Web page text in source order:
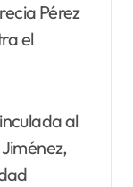
Pérez
el
al